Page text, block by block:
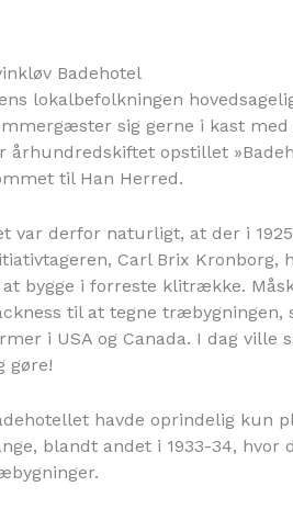
Badehotel
lokalbefolkningen
sig gerne i kast
århundredskiftet opstillet
til Han Herred.
var derfor naturligt, at der i
Carl Brix
bygge i forreste klitrække.
til at tegne
i USA og Canada. I dag
gøre!
havde oprindelig kun
blandt andet i 1933-34,